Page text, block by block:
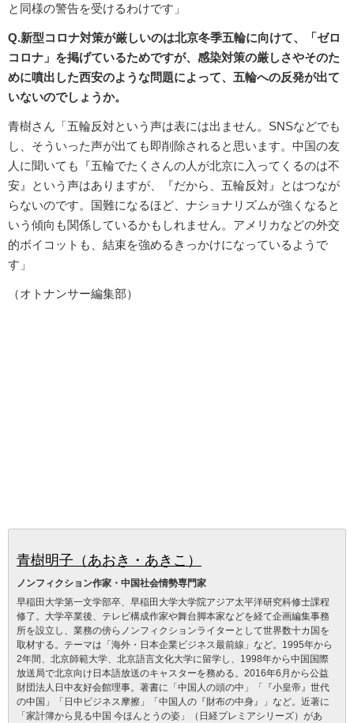
と同様の警告を受けるわけです」
Q.新型コロナ対策が厳しいのは北京冬季五輪に向けて、「ゼロ
コロナ」を掲げているためですが、感染対策の厳しさやそのた
めに噴出した西安のような問題によって、五輪への反発が出て
いないのでしょうか。
青樹さん「五輪反対という声は表には出ません。SNSなどでも
し、そういった声が出ても即削除されると思います。中国の友
人に聞いても『五輪でたくさんの人が北京に入ってくるのは不
安』という声はありますが、『だから、五輪反対』とはつなが
らないのです。国難になるほど、ナショナリズムが強くなると
いう傾向も関係しているかもしれません。アメリカなどの外交
的ボイコットも、結束を強めるきっかけになっているようで
す」
（オトナンサー編集部）
青樹明子（あおき・あきこ）
ノンフィクション作家・中国社会情勢専門家
早稲田大学第一文学部卒、早稲田大学大学院アジア太平洋研究科修士課程
修了。大学卒業後、テレビ構成作家や舞台脚本家などを経て企画編集事務
所を設立し、業務の傍らノンフィクションライターとして世界数十カ国を
取材する。テーマは「海外・日本企業ビジネス最前線」など。1995年から
2年間、北京師範大学、北京語言文化大学に留学し、1998年から中国国際
放送局で北京向け日本語放送のキャスターを務める。2016年6月から公益
財団法人日中友好会館理事。著書に「中国人の頭の中」「『小皇帝』世代
の中国」「日中ビジネス摩擦」「中国人の『財布の中身』」など。近著に
「家計簿から見る中国 今ほんとうの姿」（日経プレミアシリーズ）があ